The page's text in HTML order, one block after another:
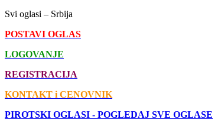
Svi oglasi – Srbija
POSTAVI OGLAS
LOGOVANJE
REGISTRACIJA
KONTAKT i CENOVNIK
PIROTSKI OGLASI - POGLEDAJ SVE OGLASE